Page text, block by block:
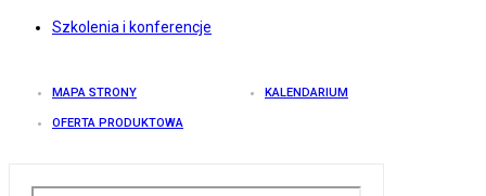
Szkolenia i konferencje
MAPA STRONY KALENDARIUM
OFERTA PRODUKTOWA